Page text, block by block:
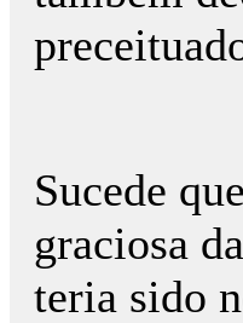
Sucede
graciosa
teria sido